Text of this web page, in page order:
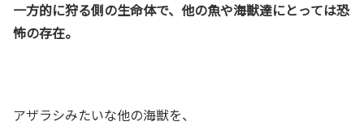
一方的に狩る側の生命体で、他の魚や海獣達にとっては恐
怖の存在。
アザラシみたいな他の海獣を、